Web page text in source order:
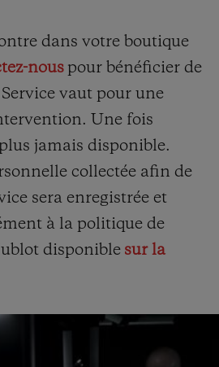
dans votre boutique
nous pour bénéficier de
vaut pour une
Une fois
jamais disponible.
collectée afin de
sera enregistrée et
à la politique de
disponible sur la